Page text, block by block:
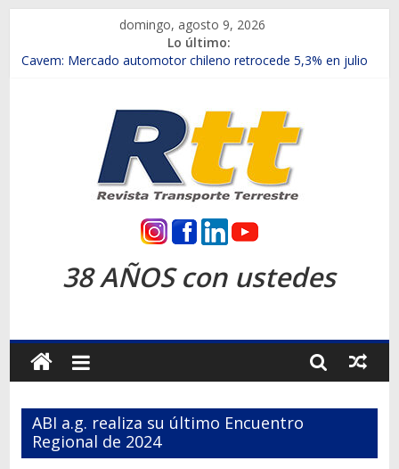
contenido
domingo, agosto 9, 2026
Lo último:
Chile es el primer mercado internacional en lanzar la nueva
Salfa suma vehículos electrificados de Chevrolet en el Biobío
Samex amplía su red con nuevas sucursales en Rancagua y
SINOTRUK Pick-ups presentó la recién estrenada Bolden en
la Expo Compras Públicas 2026
Revista
Transporte
Terrestre
Autos,
camiones,
motos,
38 AÑOS con ustedes
ABI a.g. realiza su último Encuentro
Regional de 2024